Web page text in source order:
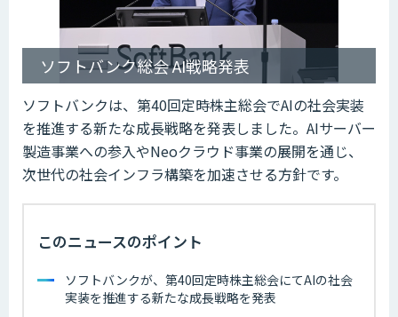
ソフトバンク総会 AI戦略発表
ソフトバンクは、第40回定時株主総会でAIの社会実装
を推進する新たな成長戦略を発表しました。AIサーバー
製造事業への参入やNeoクラウド事業の展開を通じ、
次世代の社会インフラ構築を加速させる方針です。
このニュースのポイント
ソフトバンクが、第40回定時株主総会にてAIの社会
実装を推進する新たな成長戦略を発表